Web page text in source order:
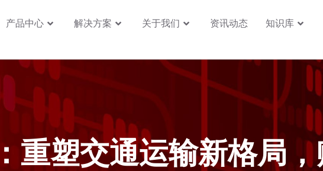
产品中心 解决方案 关于我们 资讯动态 知识库
重塑交通运输新格局